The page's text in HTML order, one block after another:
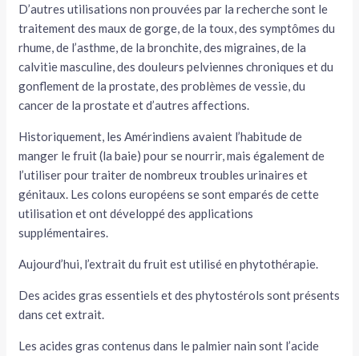
D’autres utilisations non prouvées par la recherche sont le
traitement des maux de gorge, de la toux, des symptômes du
rhume, de l’asthme, de la bronchite, des migraines, de la
calvitie masculine, des douleurs pelviennes chroniques et du
gonflement de la prostate, des problèmes de vessie, du
cancer de la prostate et d’autres affections.
Historiquement, les Amérindiens avaient l’habitude de
manger le fruit (la baie) pour se nourrir, mais également de
l’utiliser pour traiter de nombreux troubles urinaires et
génitaux. Les colons européens se sont emparés de cette
utilisation et ont développé des applications
supplémentaires.
Aujourd’hui, l’extrait du fruit est utilisé en phytothérapie.
Des acides gras essentiels et des phytostérols sont présents
dans cet extrait.
Les acides gras contenus dans le palmier nain sont l’acide